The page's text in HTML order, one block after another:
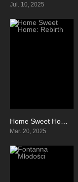
Jul. 10, 2025
4.1
Home Sweet Home: Rebirth
Mar. 20, 2025